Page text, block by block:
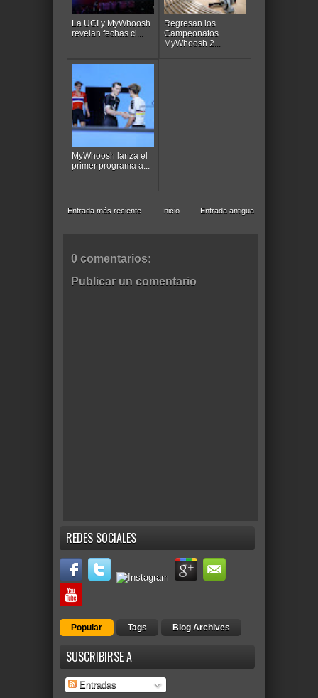
La UCI y MyWhoosh
revelan fechas cl...
Regresan los
Campeonatos
MyWhoosh 2...
MyWhoosh lanza el
primer programa a...
Entrada más reciente Entrada antigua
Inicio
0 comentarios:
Publicar un comentario
REDES SOCIALES
Popular Tags Blog Archives
SUSCRIBIRSE A
Entradas